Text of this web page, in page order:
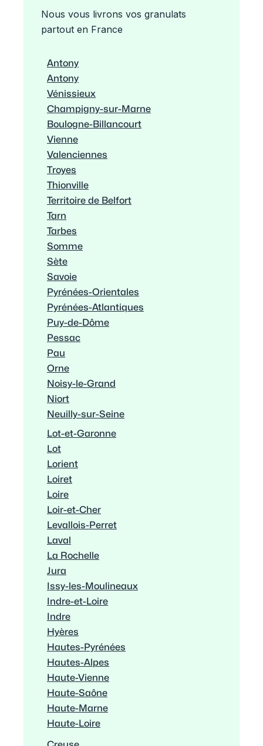
Nous vous livrons vos granulats
partout en France
Antony
Antony
Vénissieux
Champigny-sur-Marne
Boulogne-Billancourt
Vienne
Valenciennes
Troyes
Thionville
Territoire de Belfort
Tarn
Tarbes
Somme
Sète
Savoie
Pyrénées-Orientales
Pyrénées-Atlantiques
Puy-de-Dôme
Pessac
Pau
Orne
Noisy-le-Grand
Niort
Neuilly-sur-Seine
Lot-et-Garonne
Lot
Lorient
Loiret
Loire
Loir-et-Cher
Levallois-Perret
Laval
La Rochelle
Jura
Issy-les-Moulineaux
Indre-et-Loire
Indre
Hyères
Hautes-Pyrénées
Hautes-Alpes
Haute-Vienne
Haute-Saône
Haute-Marne
Haute-Loire